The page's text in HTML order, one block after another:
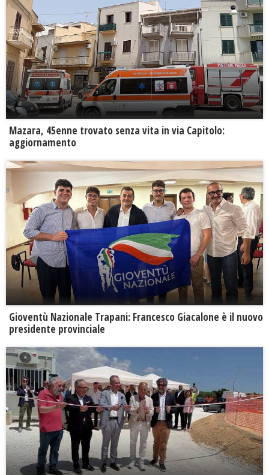
Mazara, 45enne trovato senza vita in via Capitolo:
aggiornamento
Gioventù Nazionale Trapani: Francesco Giacalone è il nuovo
presidente provinciale